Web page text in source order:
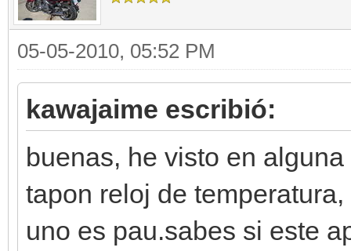
05-05-2010, 05:52 PM
kawajaime escribió:
buenas, he visto en
tapon reloj de
uno es pau.sabes si este